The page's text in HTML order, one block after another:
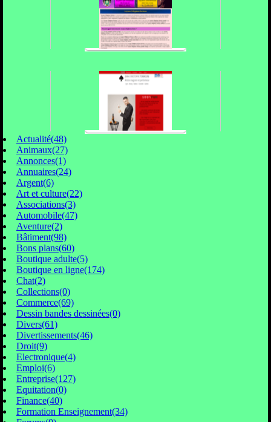
Actualité(48)
Animaux(27)
Annonces(1)
Annuaires(24)
Argent(6)
Art et culture(22)
Associations(3)
Automobile(47)
Aventure(2)
Bâtiment(98)
Bons plans(60)
Boutique adulte(5)
Boutique en ligne(174)
Chat(2)
Collections(0)
Commerce(69)
Dessin bandes dessinées(0)
Divers(61)
Divertissements(46)
Droit(9)
Electronique(4)
Emploi(6)
Entreprise(127)
Equitation(0)
Finance(40)
Formation Enseignement(34)